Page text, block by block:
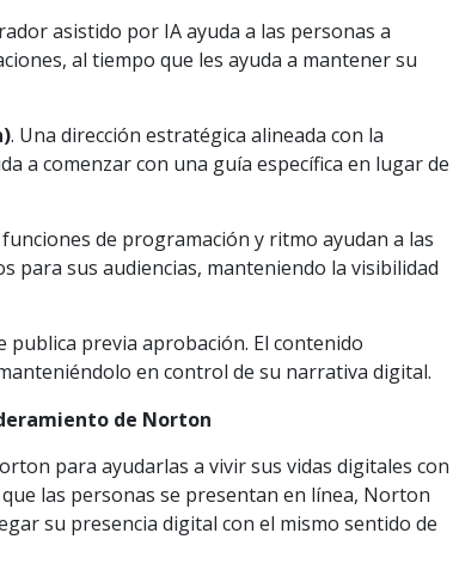
asistido por IA ayuda a las personas a
al tiempo que les ayuda a mantener su
. Una dirección estratégica alineada con la
a comenzar con una guía específica en lugar de
funciones de programación y ritmo ayudan a las
para sus audiencias, manteniendo la visibilidad
publica previa aprobación. El contenido
en control de su narrativa digital.
de Norton
para ayudarlas a vivir sus vidas digitales con
las personas se presentan en línea, Norton
su presencia digital con el mismo sentido de